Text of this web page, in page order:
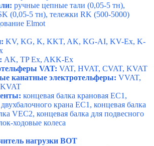
ручные цепные тали (0,05-5 тн),
(0,05-5 тн), тележки RK (500-5000)
KV, KG, K, KKT, AK, KG-AI, KV-Ex, K-
AK, TP Ex, AKK-Ex
VAT: VAT, HVAT, CVAT, KVAT
канатные электротельферы: VVAT,
концевая балка крановая EC1,
крана EC1, концевая балка
VEC2, концевая балка для подвесного
ходовые колеса
нагрузки BOT